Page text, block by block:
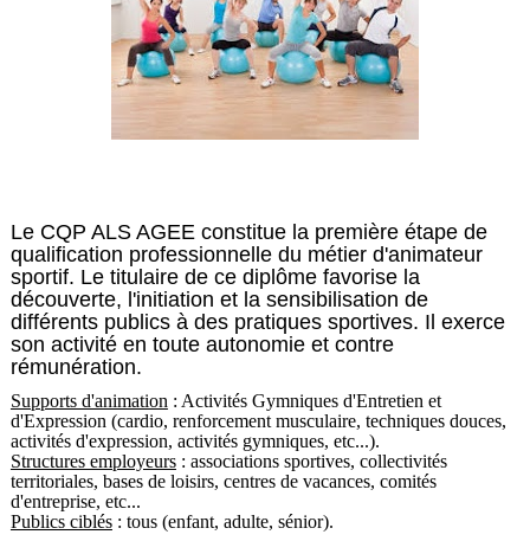
Le CQP ALS AGEE constitue la première étape de
qualification professionnelle du métier d'animateur
sportif. Le titulaire de ce diplôme favorise la
découverte, l'initiation et la sensibilisation de
différents publics à des pratiques sportives. Il exerce
son activité en toute autonomie et contre
rémunération.
Supports d'animation : Activités Gymniques d'Entretien et
d'Expression (cardio, renforcement musculaire, techniques douces,
activités d'expression, activités gymniques, etc...).
Structures employeurs: associations sportives, collectivités
territoriales, bases de loisirs, centres de vacances, comités
d'entreprise, etc...
Publics ciblés: tous (enfant, adulte, sénior).